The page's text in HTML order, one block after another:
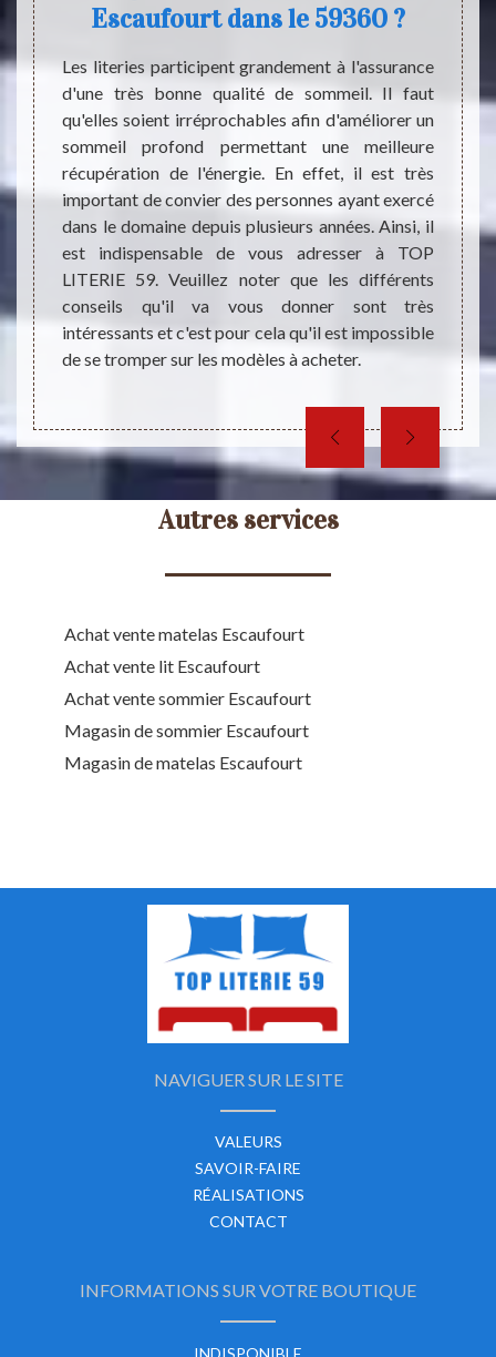
Ce
et le
un
le
Escaufourt dans le 59360 ?
Les literies participent grandement à l'assurance
d'une très bonne qualité de sommeil. Il faut
qu'elles soient irréprochables afin d'améliorer un
sommeil profond permettant une meilleure
récupération de l'énergie. En effet, il est très
important de convier des personnes ayant exercé
dans le domaine depuis plusieurs années. Ainsi, il
est indispensable de vous adresser à TOP
LITERIE 59. Veuillez noter que les différents
conseils qu'il va vous donner sont très
intéressants et c'est pour cela qu'il est impossible
de se tromper sur les modèles à acheter.
lit.
Autres services
Achat vente matelas Escaufourt
Achat vente lit Escaufourt
Achat vente sommier Escaufourt
Magasin de sommier Escaufourt
Magasin de matelas Escaufourt
NAVIGUER SUR LE SITE
VALEURS
SAVOIR-FAIRE
RÉALISATIONS
CONTACT
INFORMATIONS SUR VOTRE BOUTIQUE
INDISPONIBLE